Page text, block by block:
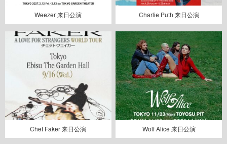
Weezer 来日公演 Charlie Puth 来日公演
Chet Faker 来日公演 Wolf Alice 来日公演